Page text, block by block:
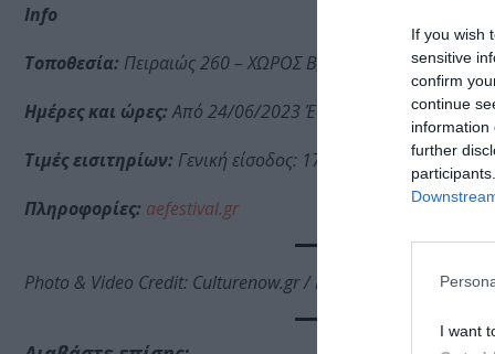
If you wish
sensitive
confirm
continue
information
further
I want
Info
Τοποθεσία: Πειραιώς 260 – ΧΩΡΟΣ Β, Ταύρος
Ημέρες και ώρες:Από 24/06/2023 Έως 26/06/2023:
Τιμές εισιτηρίων: Γενική είσοδος: 17€
Πληροφορίες: aefestival.gr
Photo & Video Credit: Culturenow.gr / Κυριάκος Μακαρονίδης